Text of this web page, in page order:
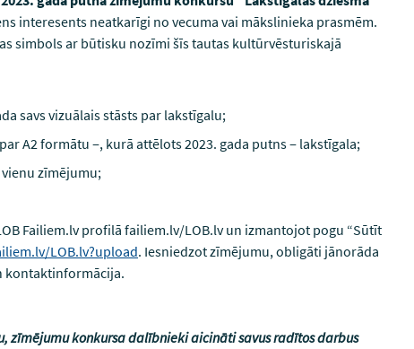
interesents neatkarīgi no vecuma vai mākslinieka prasmēm.
simbols ar būtisku nozīmi šīs tautas kultūrvēsturiskajā
savs vizuālais stāsts par lakstīgalu;
A2 formātu ‒, kurā attēlots 2023. gada putns ‒ lakstīgala;
zīmējumu;
Failiem.lv profilā failiem.lv/LOB.lv un izmantojot pogu “Sūtīt
LOB.lv?upload. Iesniedzot zīmējumu, obligāti jānorāda
kontaktinformācija.
zīmējumu konkursa dalībnieki aicināti savus radītos darbus